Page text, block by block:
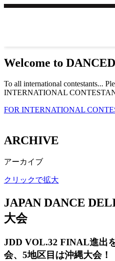
Welcome to
To all international contestants...
INTERNATIONAL
FOR INTERNATIONAL
ARCHIVE
アーカイブ
クリックで拡大
JAPAN DANCE
大会
JDD VOL.32 FINAL進出
会、5地区目は沖縄大会！